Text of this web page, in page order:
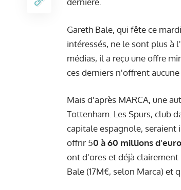
Gareth Bale, qui fête ce
intéressés, ne le sont plus à
médias, il a reçuune offre
ces derniers n'offrent
Mais d'après MARCA, une
Tottenham. Les Spurs, club
capitale espagnole, seraient
offrir 50 à 60 millions
ont d'ores et déjà
Bale (17M€, selon Marca) et